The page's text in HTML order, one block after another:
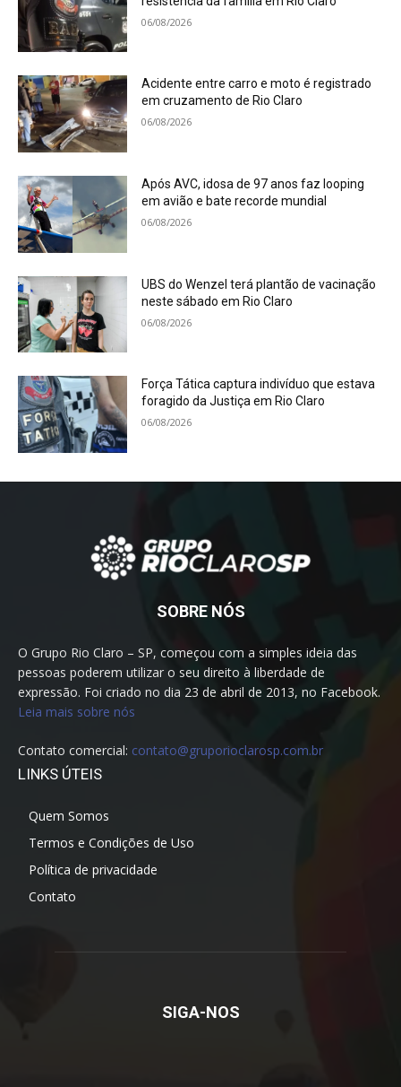
06/08/2026
Acidente entre carro e moto é registrado
em cruzamento de Rio Claro
06/08/2026
Após AVC, idosa de 97 anos faz looping
em avião e bate recorde mundial
06/08/2026
UBS do Wenzel terá plantão de vacinação
neste sábado em Rio Claro
06/08/2026
Força Tática captura indivíduo que estava
foragido da Justiça em Rio Claro
06/08/2026
SOBRE NÓS
O Grupo Rio Claro – SP, começou com a simples ideia das
pessoas poderem utilizar o seu direito à liberdade de
expressão. Foi criado no dia 23 de abril de 2013, no Facebook.
Leia mais sobre nós
Contato comercial: contato@gruporioclarosp.com.br
LINKS ÚTEIS
Quem Somos
Termos e Condições de Uso
Política de privacidade
Contato
SIGA-NOS